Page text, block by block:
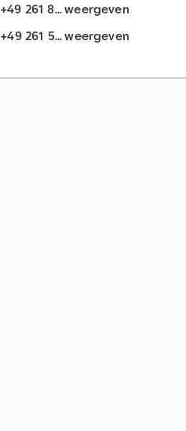
+49 261 8... weergeven
+49 261 5... weergeven